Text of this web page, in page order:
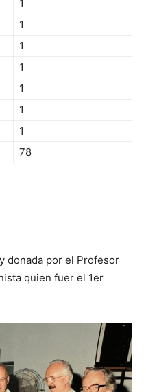
1
1
1
1
1
1
1
78
donada por el Profesor
quien fuer el 1er